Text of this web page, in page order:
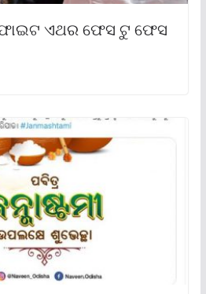
ଏଥର ଫେସ ଟୁ ଫେସ